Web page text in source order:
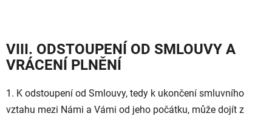
VIII. ODSTOUPENÍ OD SMLOUVY A
VRÁCENÍ PLNĚNÍ
1. K odstoupení od Smlouvy, tedy k ukončení smluvního
vztahu mezi Námi a Vámi od jeho počátku, může dojít z